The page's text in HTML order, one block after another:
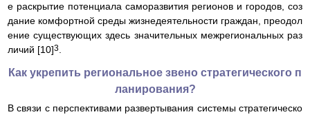
е раскрытие потенциала саморазвития регионов и городов, соз
дание комфортной среды жизнедеятельности граждан, преодол
ение существующих здесь значительных межрегиональных раз
личий [10]3
Как укрепить региональное звено стратегического п
ланирования?
В связи с перспективами развертывания системы стратегическо